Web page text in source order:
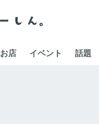
お店 イベント 話題